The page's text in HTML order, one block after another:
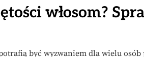
włosom?
być wyzwaniem dla wielu